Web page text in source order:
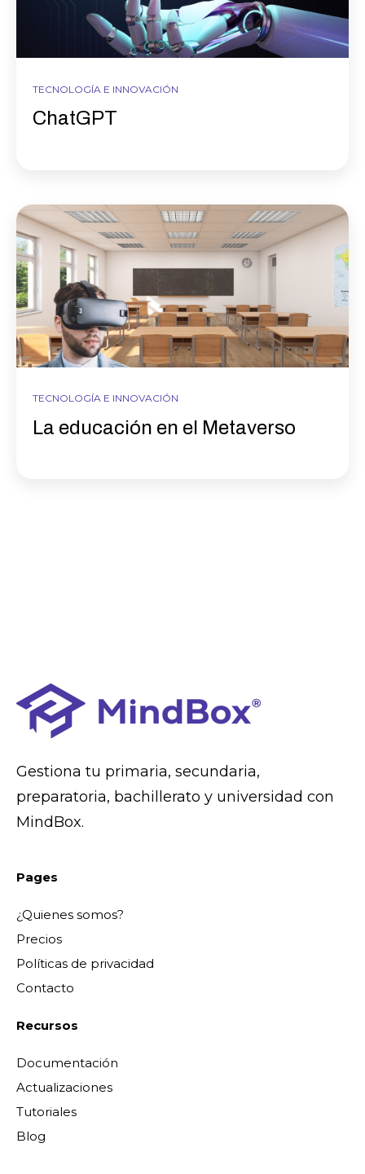
TECNOLOGÍA E INNOVACIÓN
ChatGPT
TECNOLOGÍA E INNOVACIÓN
La educación en el Metaverso
Gestiona tu primaria, secundaria,
preparatoria, bachillerato y universidad con
MindBox.
Pages
¿Quienes somos?
Precios
Políticas de privacidad
Contacto
Recursos
Documentación
Actualizaciones
Tutoriales
Blog